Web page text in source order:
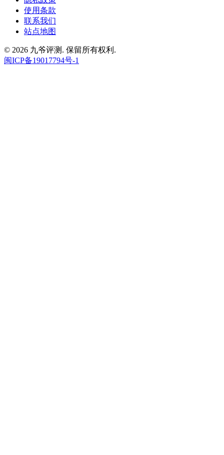
使用条款
联系我们
站点地图
© 2026 九爷评测. 保留所有权利.
闽ICP备19017794号-1